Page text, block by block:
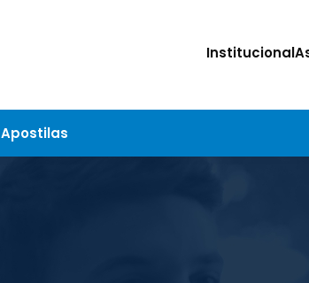
Institucional
Apostilas